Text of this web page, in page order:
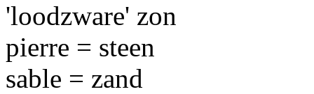
'loodzware' zon
pierre = steen
sable = zand